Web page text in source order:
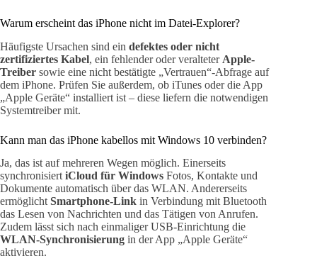
Warum erscheint das iPhone nicht im Datei-Explorer?
Häufigste Ursachen sind ein defektes oder nicht
zertifiziertes Kabel, ein fehlender oder veralteter Apple-
Treiber sowie eine nicht bestätigte „Vertrauen“-Abfrage auf
dem iPhone. Prüfen Sie außerdem, ob iTunes oder die App
„Apple Geräte“ installiert ist – diese liefern die notwendigen
Systemtreiber mit.
Kann man das iPhone kabellos mit Windows 10 verbinden?
Ja, das ist auf mehreren Wegen möglich. Einerseits
synchronisiertiCloud für Windows Fotos, Kontakte und
Dokumente automatisch über das WLAN. Andererseits
ermöglichtSmartphone-Link in Verbindung mit Bluetooth
das Lesen von Nachrichten und das Tätigen von Anrufen.
Zudem lässt sich nach einmaliger USB-Einrichtung die
WLAN-Synchronisierung in der App „Apple Geräte“
aktivieren.